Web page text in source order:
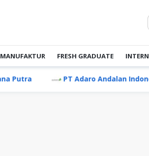
MANUFAKTUR FRESH GRADUATE INTERN
PT Adaro Andalan Indonesia Tbk